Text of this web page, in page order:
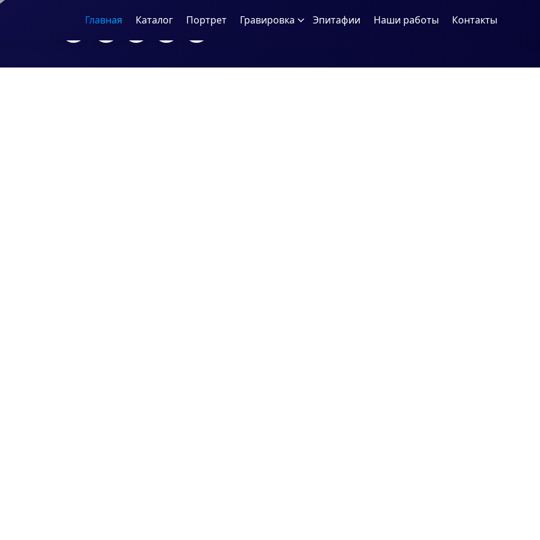
Главная Каталог Портрет Гравировка Эпитафии Наши работы Контакты
Права защищены © 2026 Памятники KREST.BY